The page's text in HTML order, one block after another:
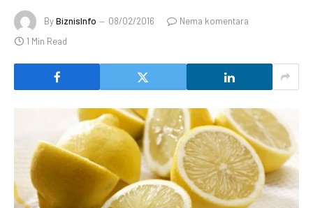
ByBiznisInfo 08/02/2016
Nema komentara
1 Min Read